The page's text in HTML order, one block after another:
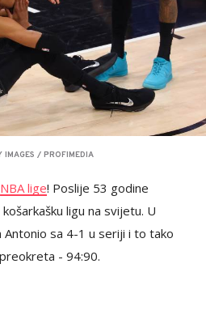
IMAGES / PROFIMEDIA
NBA lige! Poslije 53 godine
ligu na svijetu. U
Antonio sa 4-1 u seriji i to tako
- 94:90.